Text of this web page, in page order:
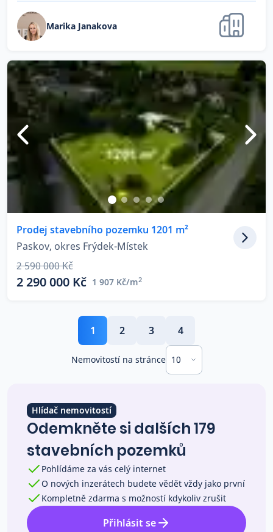
Marika Janakova
Prodej stavebního pozemku 1201 m²
Paskov, okres Frýdek-Místek
2 590 000 Kč
2 290 000 Kč 1 907 Kč/m2
1 2 3 4
Nemovitostí na stránce 10
Hlídač nemovitostí
Odemkněte si dalších 179
stavebních pozemků
Pohlídáme za vás celý internet
O nových inzerátech budete vědět vždy jako první
Kompletně zdarma s možností kdykoliv zrušit
Přihlásit se